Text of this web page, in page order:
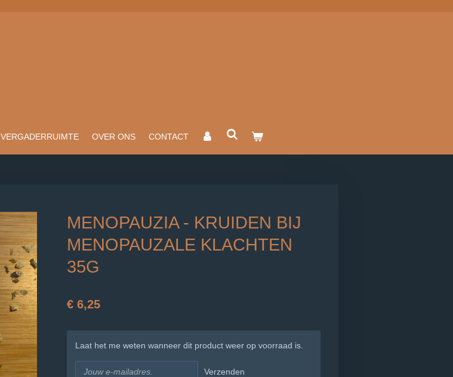
VERGADERRUIMTE OVER ONS CONTACT
MENOPAUZIA - KRUIDEN BIJ
MENOPAUZALE KLACHTEN
35G
€ 6,25
Laat het me weten wanneer dit product weer op voorraad is.
Verzenden